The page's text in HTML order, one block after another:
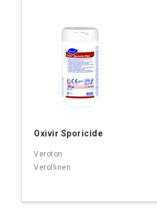
Oxivir Sporicide